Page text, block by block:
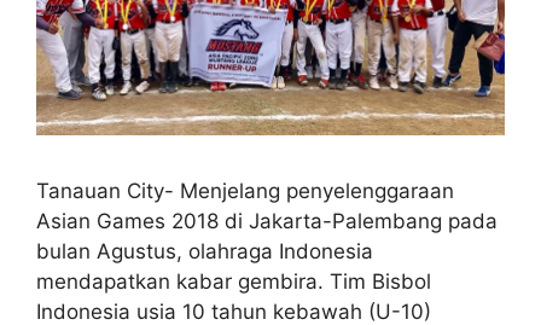
Tanauan City- Menjelang penyelenggaraan
Asian Games 2018 di Jakarta-Palembang pada
bulan Agustus, olahraga Indonesia
mendapatkan kabar gembira. Tim Bisbol
Indonesia usia 10 tahun kebawah (U-10)